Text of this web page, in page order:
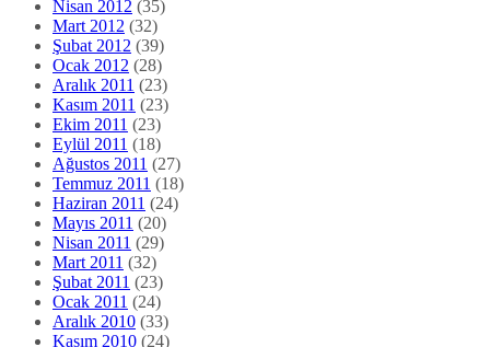
Nisan 2012 (35)
Mart 2012 (32)
Şubat 2012 (39)
Ocak 2012 (28)
Aralık 2011 (23)
Kasım 2011 (23)
Ekim 2011 (23)
Eylül 2011 (18)
Ağustos 2011 (27)
Temmuz 2011 (18)
Haziran 2011 (24)
Mayıs 2011 (20)
Nisan 2011 (29)
Mart 2011 (32)
Şubat 2011 (23)
Ocak 2011 (24)
Aralık 2010 (33)
Kasım 2010 (24)